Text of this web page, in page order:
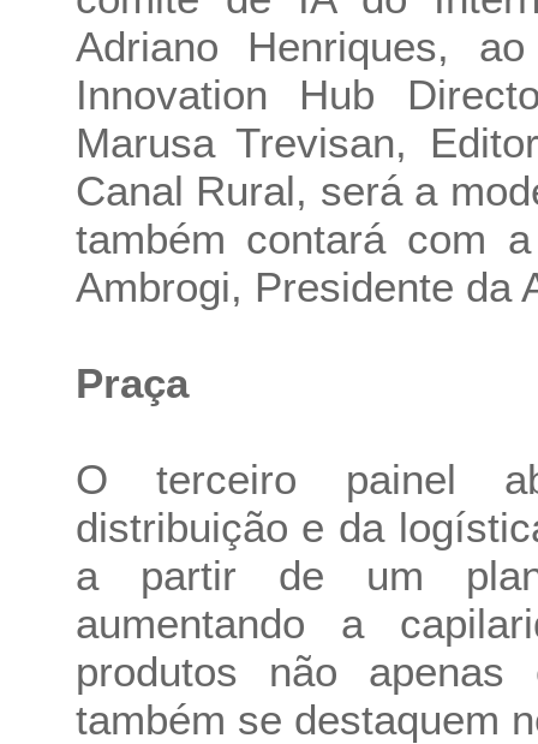
Adriano Henriques,
Innovation Hub
Marusa Trevisan,
Canal Rural, será a
também contará com
Ambrogi, Presidente da
Praça
O terceiro painel
distribuição e da
a partir de um
aumentando a
produtos não
também se destaquem